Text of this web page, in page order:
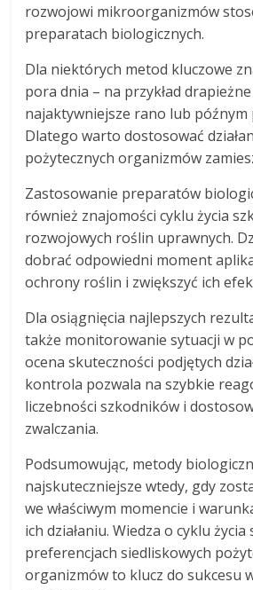
rozwojowi mikroorganizmów
preparatach biologicznych.
Dla niektórych metod kluczowe
pora dnia – na przykład
najaktywniejsze rano lub późnym
Dlatego warto dostosować
pożytecznych organizmów
Zastosowanie preparatów
również znajomości cyklu życia
rozwojowych roślin uprawnych.
dobrać odpowiedni moment
ochrony roślin i zwiększyć ich
Dla osiągnięcia najlepszych
także monitorowanie sytuacji w
ocena skuteczności podjętych
kontrola pozwala na szybkie
liczebności szkodników i
zwalczania.
Podsumowując, metody
najskuteczniejsze wtedy, gdy
we właściwym momencie i
ich działaniu. Wiedza o cyklu
preferencjach siedliskowych
organizmów to klucz do sukcesu